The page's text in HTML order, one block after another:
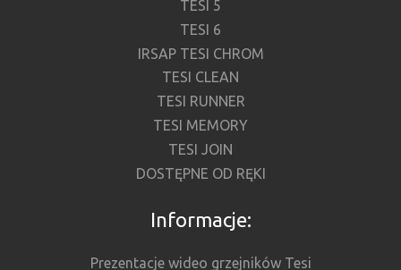
TESI 5
TESI 6
IRSAP TESI CHROM
TESI CLEAN
TESI RUNNER
TESI MEMORY
TESI JOIN
DOSTĘPNE OD RĘKI
Informacje:
Prezentacje wideo grzejników Tesi